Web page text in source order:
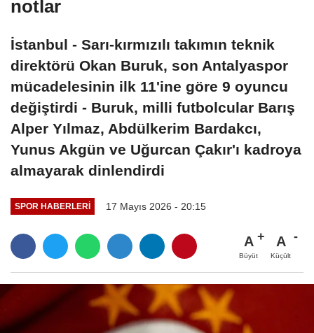
notlar
İstanbul - Sarı-kırmızılı takımın teknik
direktörü Okan Buruk, son Antalyaspor
mücadelesinin ilk 11'ine göre 9 oyuncu
değiştirdi - Buruk, milli futbolcular Barış
Alper Yılmaz, Abdülkerim Bardakcı,
Yunus Akgün ve Uğurcan Çakır'ı kadroya
almayarak dinlendirdi
SPOR HABERLERI 17 Mayıs 2026 - 20:15
A
Büyüt
A
Küçült